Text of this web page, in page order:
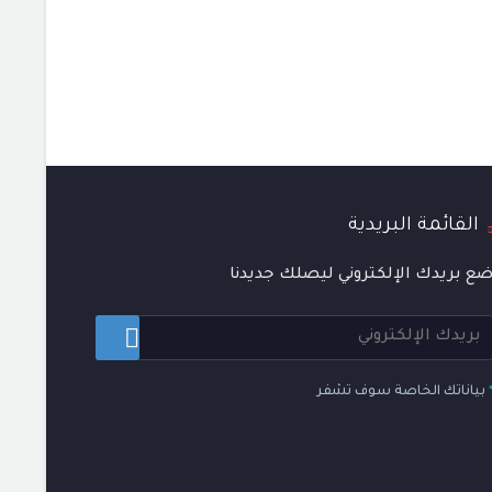
القائمة البريدية
ضع بريدك الإلكتروني ليصلك جديدنا
* بياناتك الخاصة سوف تشفر